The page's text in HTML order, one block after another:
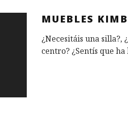
MUEBLES
¿Necesitáis una silla?,
centro? ¿Sentís que